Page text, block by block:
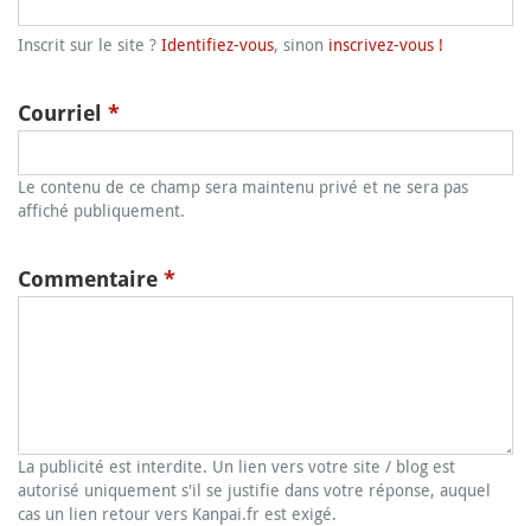
Inscrit sur le site ? Identifiez-vous, sinon inscrivez-vous !
Courriel *
Le contenu de ce champ sera maintenu privé et ne sera pas
affiché publiquement.
Commentaire *
La publicité est interdite. Un lien vers votre site / blog est
autorisé uniquement s'il se justifie dans votre réponse, auquel
cas un lien retour vers Kanpai.fr est exigé.